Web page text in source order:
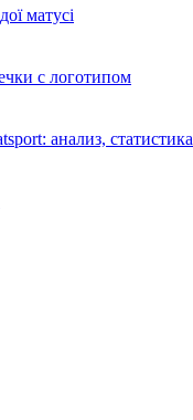
матусі
с логотипом
анализ,